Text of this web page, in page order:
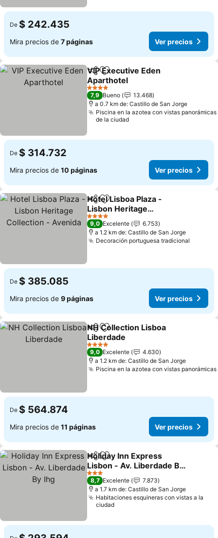
De $ 242.435
Mira precios de 7 páginas Ver precios
CompartirAgregar a favoritos
VIP Executive Eden
Aparthotel
4 Estrellas
7,9 Bueno
13.468
a 0.7 km de: Castillo de San Jorge
Piscina en la azotea con vistas panorámicas
de la ciudad
De $ 314.732
Mira precios de 10 páginas Ver precios
CompartirAgregar a favoritos
Hotel Lisboa Plaza -
Lisbon Heritage
Collection - Avenida
4 Estrellas
9,0 Excelente
6.753
a 1.2 km de: Castillo de San Jorge
Decoración portuguesa tradicional
De $ 385.085
Mira precios de 9 páginas Ver precios
CompartirAgregar a favoritos
NH Collection Lisboa
Liberdade
4 Estrellas
9,0 Excelente
4.630
a 1.2 km de: Castillo de San Jorge
Piscina en la azotea con vistas panorámicas
De $ 564.874
Mira precios de 11 páginas Ver precios
CompartirAgregar a favoritos
Holiday Inn Express
Lisbon - Av. Liberdade By
Ihg
3 Estrellas
8,7 Excelente
7.873
a 1.7 km de: Castillo de San Jorge
Habitaciones esquineras con vistas a la
ciudad